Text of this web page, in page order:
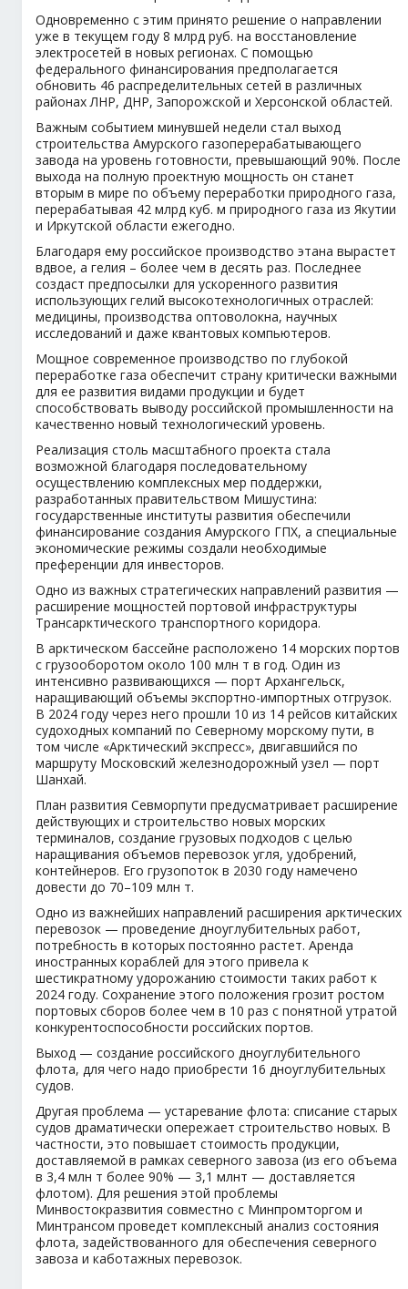
Одновременно с этим принято решение о направлении
уже в текущем году 8 млрд руб. на восстановление
электросетей в новых регионах. С помощью
федерального финансирования предполагается
обновить 46 распределительных сетей в различных
районах ЛНР, ДНР, Запорожской и Херсонской областей.
Важным событием минувшей недели стал выход
строительства Амурского газоперерабатывающего
завода на уровень готовности, превышающий 90%. После
выхода на полную проектную мощность он станет
вторым в мире по объему переработки природного газа,
перерабатывая 42 млрд куб. м природного газа из Якутии
и Иркутской области ежегодно.
Благодаря ему российское производство этана вырастет
вдвое, а гелия – более чем в десять раз. Последнее
создаст предпосылки для ускоренного развития
использующих гелий высокотехнологичных отраслей:
медицины, производства оптоволокна, научных
исследований и даже квантовых компьютеров.
Мощное современное производство по глубокой
переработке газа обеспечит страну критически важными
для ее развития видами продукции и будет
способствовать выводу российской промышленности на
качественно новый технологический уровень.
Реализация столь масштабного проекта стала
возможной благодаря последовательному
осуществлению комплексных мер поддержки,
разработанных правительством Мишустина:
государственные институты развития обеспечили
финансирование создания Амурского ГПХ, а специальные
экономические режимы создали необходимые
преференции для инвесторов.
Одно из важных стратегических направлений развития —
расширение мощностей портовой инфраструктуры
Трансарктического транспортного коридора.
В арктическом бассейне расположено 14 морских портов
с грузооборотом около 100 млн т в год. Один из
интенсивно развивающихся — порт Архангельск,
наращивающий объемы экспортно-импортных отгрузок.
В 2024 году через него прошли 10 из 14 рейсов китайских
судоходных компаний по Северному морскому пути, в
том числе «Арктический экспресс», двигавшийся по
маршруту Московский железнодорожный узел — порт
Шанхай.
План развития Севморпути предусматривает расширение
действующих и строительство новых морских
терминалов, создание грузовых подходов с целью
наращивания объемов перевозок угля, удобрений,
контейнеров. Его грузопоток в 2030 году намечено
довести до 70–109 млн т.
Одно из важнейших направлений расширения арктических
перевозок — проведение дноуглубительных работ,
потребность в которых постоянно растет. Аренда
иностранных кораблей для этого привела к
шестикратному удорожанию стоимости таких работ к
2024 году. Сохранение этого положения грозит ростом
портовых сборов более чем в 10 раз с понятной утратой
конкурентоспособности российских портов.
Выход — создание российского дноуглубительного
флота, для чего надо приобрести 16 дноуглубительных
судов.
Другая проблема — устаревание флота: списание старых
судов драматически опережает строительство новых. В
частности, это повышает стоимость продукции,
доставляемой в рамках северного завоза (из его объема
в 3,4 млн т более 90% — 3,1 млнт — доставляется
флотом). Для решения этой проблемы
Минвостокразвития совместно с Минпромторгом и
Минтрансом проведет комплексный анализ состояния
флота, задействованного для обеспечения северного
завоза и каботажных перевозок.